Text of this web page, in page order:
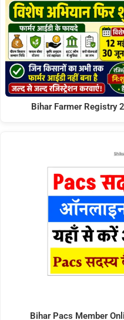
Bihar Farmer Registry
Bihar Pacs Member